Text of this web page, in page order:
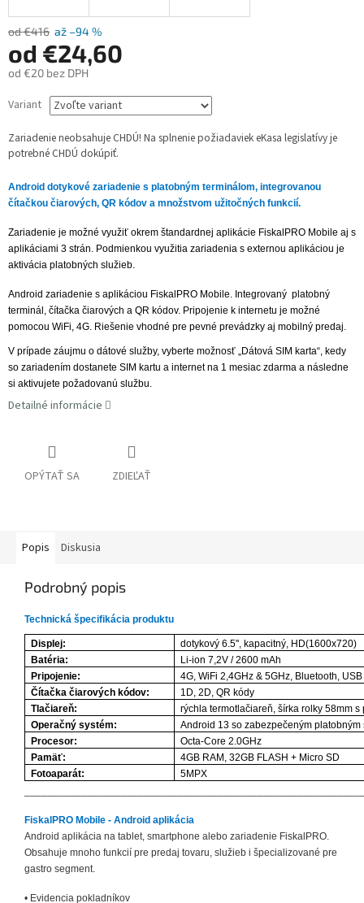
od €416 až –94 %
od €24,60
od €20 bez DPH
Jednotková
cena:
Variant
Zariadenie neobsahuje CHDÚ! Na splnenie požiadaviek eKasa legislatívy je
potrebné CHDÚ dokúpiť.
Android dotykové zariadenie s platobným terminálom, integrovanou
čítačkou čiarových, QR kódov a množstvom užitočných funkcií.
Zariadenie je možné využiť okrem štandardnej aplikácie FiskalPRO Mobile aj s
aplikáciami 3 strán. Podmienkou využitia zariadenia s externou aplikáciou je
aktivácia platobných služieb.
Android zariadenie s aplikáciou FiskalPRO Mobile. Integrovaný platobný
terminál, čítačka čiarových a QR kódov. Pripojenie k internetu je možné
pomocou WiFi, 4G. Riešenie vhodné pre pevné prevádzky aj mobilný predaj.
V prípade záujmu o dátové služby, vyberte možnosť „Dátová SIM karta“, kedy
so zariadením dostanete SIM kartu a internet na 1 mesiac zdarma a následne
si aktivujete požadovanú službu.
Detailné informácie
OPÝTAŤ SA ZDIEĽAŤ
Popis Diskusia
Podrobný popis
Technická špecifikácia produktu
Displej:
dotykový 6.5'', kapacitný, HD(1600x720)
Batéria:
Li-ion 7,2V / 2600 mAh
Pripojenie:
4G, WiFi 2,4GHz & 5GHz, Bluetooth,
Čítačka čiarových kódov:
1D, 2D, QR kódy
Tlačiareň:
rýchla termotlačiareň, šírka rolky 58mm s
Operačný systém:
Android 13 so zabezpečeným platobným
Procesor:
Octa-Core 2.0GHz
Pamäť:
4GB RAM, 32GB FLASH + Micro SD
Fotoaparát:
5MPX
FiskalPRO Mobile - Android aplikácia
Android aplikácia na tablet, smartphone alebo zariadenie FiskalPRO.
Obsahuje mnoho funkcií pre predaj tovaru, služieb i špecializované pre
gastro segment.
• Evidencia pokladníkov